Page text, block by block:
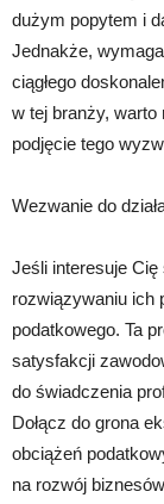
dużym popytem i
Jednakże,
ciągłego
w tej branży,
podjęcie tego
Wezwanie do
Jeśli interesuje
rozwiązywaniu ich
podatkowego. Ta
satysfakcji
do świadczenia
Dołącz do grona
obciążeń
na rozwój